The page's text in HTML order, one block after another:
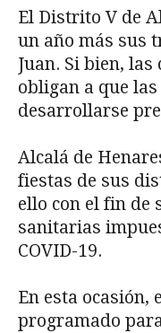
El Distrito V de
un año más sus
Juan. Si bien,
obligan a que
desarrollarse
Alcalá de
fiestas de sus
ello con el fin de
sanitarias
COVID-19.
En esta ocasión,
programado